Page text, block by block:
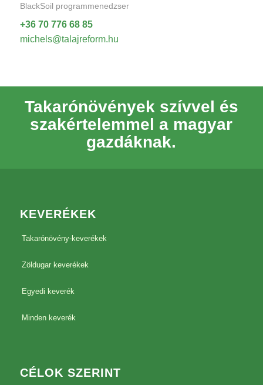
BlackSoil programmenedzser
+36 70 776 68 85
michels@talajreform.hu
Takarónövények szívvel és
szakértelemmel a magyar
gazdáknak.
KEVERÉKEK
Takarónövény-keverékek
Zöldugar keverékek
Egyedi keverék
Minden keverék
CÉLOK SZERINT